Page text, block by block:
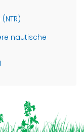
nautische